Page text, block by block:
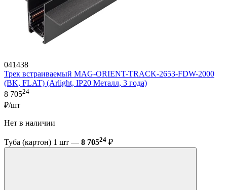
041438
Трек встраиваемый MAG-ORIENT-TRACK-2653-FDW-2000
(BK, FLAT) (Arlight, IP20 Металл, 3 года)
8 70524
₽/шт
Нет в наличии
Туба (картон) 1 шт — 8 70524 ₽